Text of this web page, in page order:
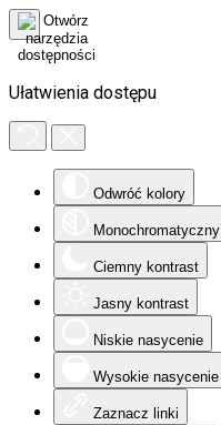
Ułatwienia dostępu
Odwróć kolory
Monochromatyczny
Ciemny kontrast
Jasny kontrast
Niskie nasycenie
Wysokie nasycenie
Zaznacz linki